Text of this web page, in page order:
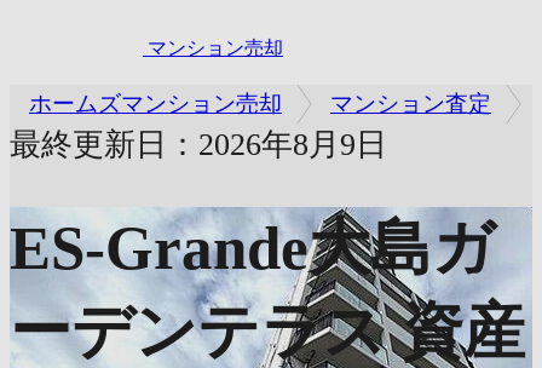
マンション売却
ホームズマンション売却 マンション査定
最終更新日：2026年8月9日
ES-Grande大島ガ
ーデンテラス 資産